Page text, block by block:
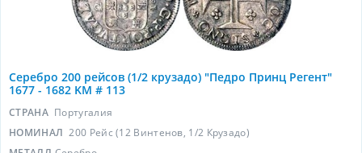
Серебро 200 рейсов (1/2 крузадо) "Педро Принц Регент"
1677 - 1682 KM # 113
СТРАНА Португалия
НОМИНАЛ 200 Рейс (12 Винтенов, 1/2 Крузадо)